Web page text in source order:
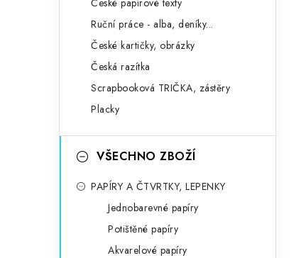
České papírové texty
Ruční práce - alba, deníky...
České kartičky, obrázky
Česká razítka
Scrapbooková TRIČKA, zástěry
Placky
VŠECHNO ZBOŽÍ
PAPÍRY A ČTVRTKY, LEPENKY
Jednobarevné papíry
Potištěné papíry
Akvarelové papíry